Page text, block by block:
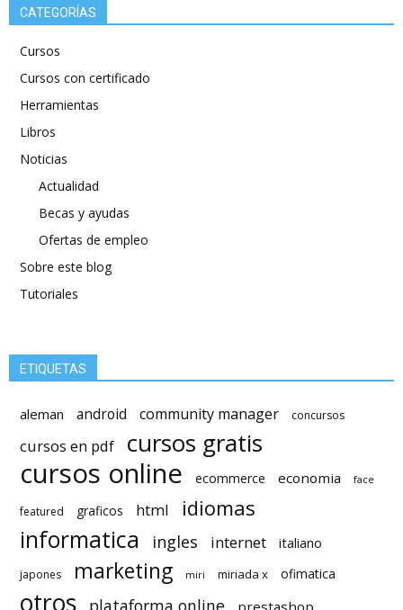
CATEGORÍAS
Cursos
Cursos con certificado
Herramientas
Libros
Noticias
Actualidad
Becas y ayudas
Ofertas de empleo
Sobre este blog
Tutoriales
ETIQUETAS
aleman android community manager concursos
cursos en pdf cursos gratis
cursos online ecommerce economia face
featured graficos html idiomas
informatica ingles internet italiano
japones marketing miri miriada x ofimatica
otros plataforma online